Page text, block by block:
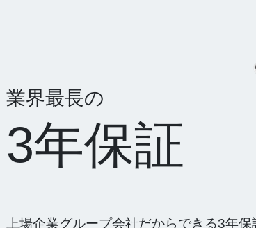
業界最長の
3年保証
上場企業グループ会社だからできる3年保